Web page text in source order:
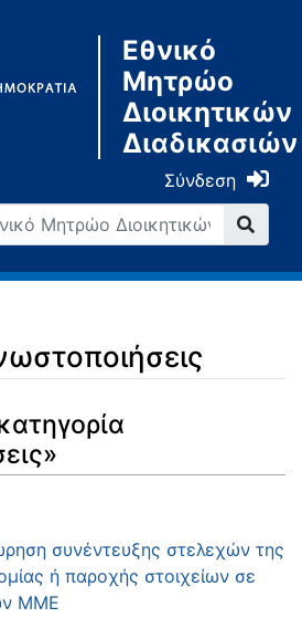
Εθνικό
Μητρώο
Διοικητικών
Διαδικασιών
Σύνδεση
αναζήτηση
συνέντευξης στελεχών της
ή παροχής στοιχείων σε
ΜΜΕ